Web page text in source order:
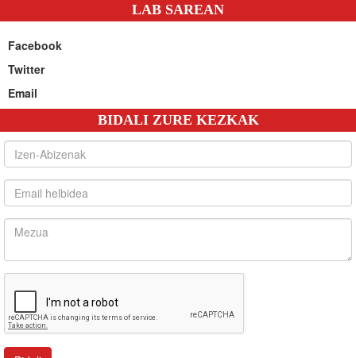
LAB SAREAN
Facebook
Twitter
Email
BIDALI ZURE KEZKAK